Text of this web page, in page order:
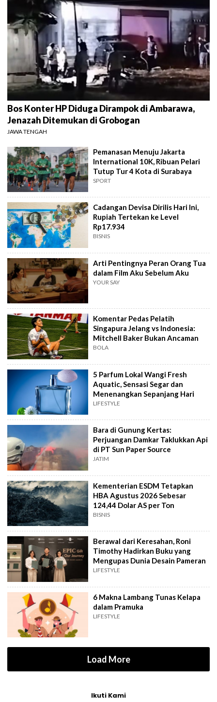
Bos Konter HP Diduga Dirampok di Ambarawa,
Jenazah Ditemukan di Grobogan
JAWA TENGAH
Pemanasan Menuju Jakarta
International 10K, Ribuan Pelari
Tutup Tur 4 Kota di Surabaya
SPORT
Cadangan Devisa Dirilis Hari Ini,
Rupiah Tertekan ke Level
Rp17.934
BISNIS
Arti Pentingnya Peran Orang Tua
dalam Film Aku Sebelum Aku
YOUR SAY
Komentar Pedas Pelatih
Singapura Jelang vs Indonesia:
Mitchell Baker Bukan Ancaman
BOLA
5 Parfum Lokal Wangi Fresh
Aquatic, Sensasi Segar dan
Menenangkan Sepanjang Hari
LIFESTYLE
Bara di Gunung Kertas:
Perjuangan Damkar Taklukkan Api
di PT Sun Paper Source
JATIM
Kementerian ESDM Tetapkan
HBA Agustus 2026 Sebesar
124,44 Dolar AS per Ton
BISNIS
Berawal dari Keresahan, Roni
Timothy Hadirkan Buku yang
Mengupas Dunia Desain Pameran
LIFESTYLE
6 Makna Lambang Tunas Kelapa
dalam Pramuka
LIFESTYLE
Load More
Ikuti Kami